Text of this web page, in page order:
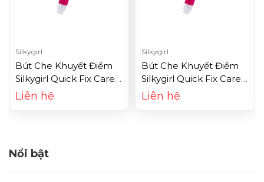
Silkygirl
Bút Che Khuyết Điểm
Silkygirl Quick Fix Care
Concealer - 01 Natural
Liên hệ
Silkygirl
Bút Che Khuyết Điểm
Silkygirl Quick Fix Care
Concealer - 02 Natural
Medium
Liên hệ
Nổi bật